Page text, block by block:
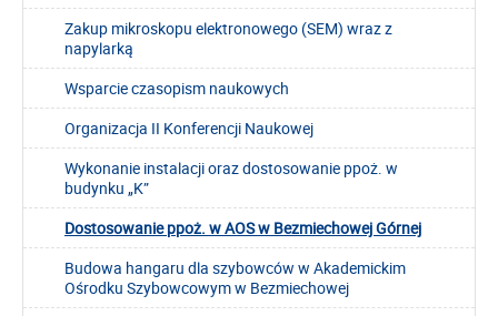
Zakup mikroskopu elektronowego (SEM) wraz z
napylarką
Wsparcie czasopism naukowych
Organizacja II Konferencji Naukowej
Wykonanie instalacji oraz dostosowanie ppoż. w
budynku „K”
Dostosowanie ppoż. w AOS w Bezmiechowej Górnej
Budowa hangaru dla szybowców w Akademickim
Ośrodku Szybowcowym w Bezmiechowej